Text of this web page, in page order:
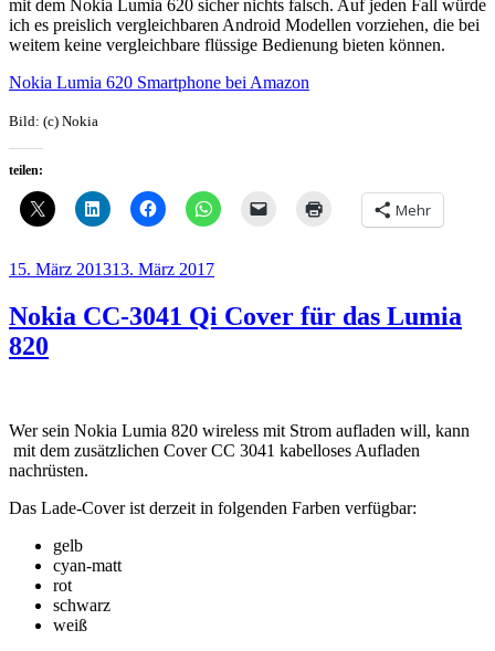
mit dem Nokia Lumia 620 sicher nichts falsch. Auf jeden Fall würde
ich es preislich vergleichbaren Android Modellen vorziehen, die bei
weitem keine vergleichbare flüssige Bedienung bieten können.
Nokia Lumia 620 Smartphone bei Amazon
Bild: (c) Nokia
teilen:
Mehr
Veröffentlicht
15. März 201313. März 2017
Nokia CC-3041 Qi Cover für das Lumia
820
Wer sein Nokia Lumia 820 wireless mit Strom aufladen will, kann
mit dem zusätzlichen Cover CC 3041 kabelloses Aufladen
nachrüsten.
Das Lade-Cover ist derzeit in folgenden Farben verfügbar:
gelb
cyan-matt
rot
schwarz
weiß